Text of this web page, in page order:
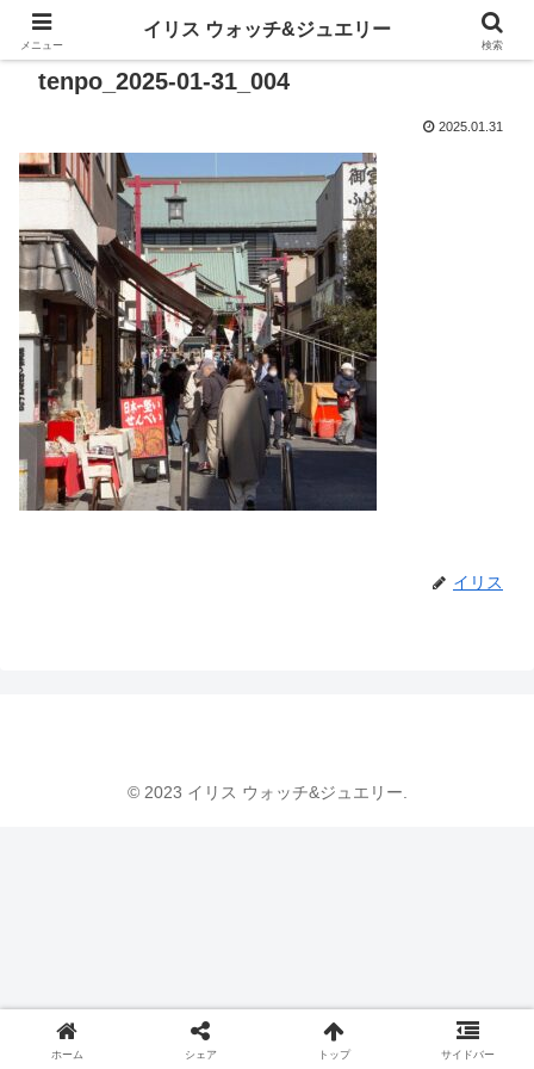
tenpo_2025-01-31_004
2025.01.31
イリス
© 2023 イリス ウォッチ&ジュエリー.
メニュー
イリス ウォッチ&ジュエリー
検索
ホーム シェア トップ サイドバー